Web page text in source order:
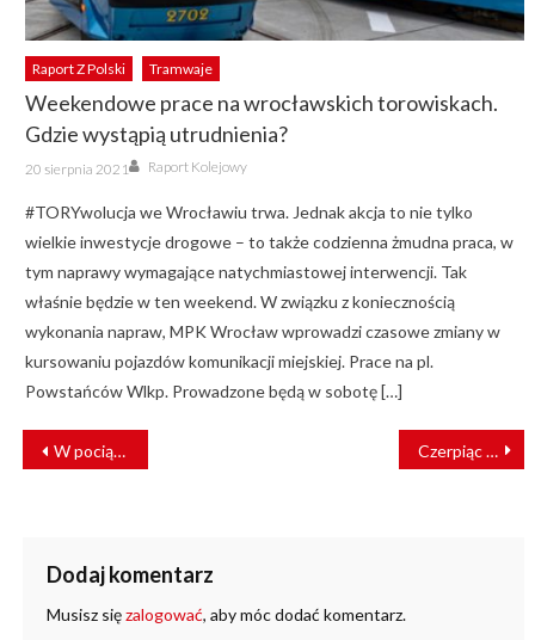
Raport Z Polski Tramwaje
Weekendowe prace na wrocławskich torowiskach.
Gdzie wystąpią utrudnienia?
Posted
on
20 sierpnia 2021 Author
Raport Kolejowy
#TORYwolucja we Wrocławiu trwa. Jednak akcja to nie tylko
wielkie inwestycje drogowe – to także codzienna żmudna praca, w
tym naprawy wymagające natychmiastowej interwencji. Tak
właśnie będzie w ten weekend. W związku z koniecznością
wykonania napraw, MPK Wrocław wprowadzi czasowe zmiany w
kursowaniu pojazdów komunikacji miejskiej. Prace na pl.
Powstańców Wlkp. Prowadzone będą w sobotę […]
NAWIGACJA
WPISU
W pociągu odłamała się część koła. Prezes UTK wystosował alert bezpieczeństwa Czerpiąc z doświadczenia i patrząc w przyszłość
Dodaj komentarz
Musisz sięzalogować, aby móc dodać komentarz.